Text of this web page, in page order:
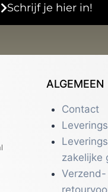
Schrijf je hier in!
ALGEMEEN
Contact
zakelijke
Verzend-